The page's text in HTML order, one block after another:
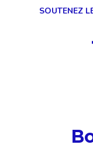
SOUTENEZ